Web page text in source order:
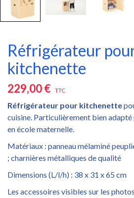
Réfrigérateur
kitchenette
229,00 € TTC
Réfrigérateur pour kitchenette
cuisine. Particulièrement bien adapté
en école maternelle.
Matériaux : panneau mélaminé
; charnières métalliques de qualité
Dimensions (L/l/h) : 38 x 31 x 65 cm
Les accessoires visibles sur les